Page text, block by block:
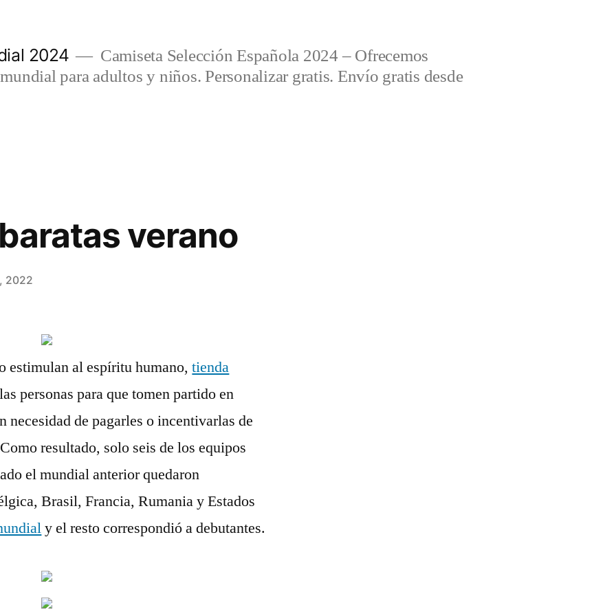
2024
Camiseta Selección Española 2024 – Ofrecemos
para adultos y niños. Personalizar gratis. Envío gratis desde
verano
2022
estimulan al espíritu humano,tienda
personas para que tomen partido en
necesidad de pagarles o incentivarlas de
resultado, solo seis de los equipos
el mundial anterior quedaron
Brasil, Francia, Rumania y Estados
y el resto correspondió a debutantes.